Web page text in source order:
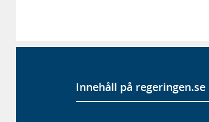
Innehåll på regeringen.se